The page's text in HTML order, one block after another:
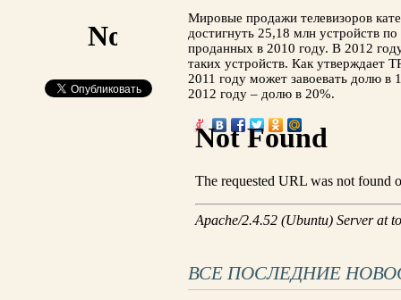
Мировые продажи телевизоров
достигнуть 25,18 млн устройств
проданных в 2010 году. В 2012
таких устройств. Как утверждает
2011 году может завоевать долю в
2012 году – долю в 20%.
ВСЕ ПОСЛЕДНИЕ